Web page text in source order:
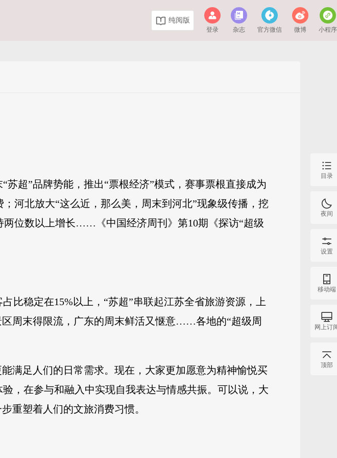
纯阅版
登录 杂志 官方微信 微博 小程序
超”品牌势能，推出“票根经济”模式，赛事票根直接成为
河北放大“这么近，那么美，周末到河北”现象级传播，挖
位数以上增长……《中国经济周刊》第10期《探访“超级
比稳定在15%以上，“苏超”串联起江苏全省旅游资源，上
周末得限流，广东的周末鲜活又惬意……各地的“超级周
满足人们的日常需求。现在，大家更加愿意为精神愉悦买
，在参与和融入中实现自我表达与情感共振。可以说，大
重塑着人们的文旅消费习惯。
目录
夜间
设置
移动端
网上订
顶部